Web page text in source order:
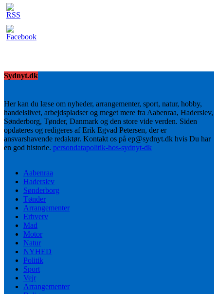
Sydnyt.dk
Her kan du læse om nyheder, arrangementer, sport, natur, hobby,
handelslivet, arbejdspladser og meget mere fra Aabenraa, Haderslev,
Sønderborg, Tønder, Danmark og den store vide verden. Siden
opdateres og redigeres af Erik Egvad Petersen, der er
ansvarshavende redaktør. Kontakt os på ep@sydnyt.dk hvis Du har
en god historie. persondatapolitik-hos-sydnyt-dk
Aabenraa
Haderslev
Sønderborg
Tønder
Arrangementer
Erhverv
Mad
Motor
Natur
NYHED
Politik
Sport
Vejr
Arrangementer